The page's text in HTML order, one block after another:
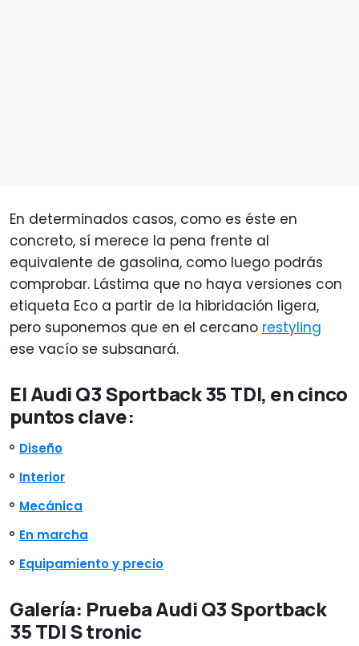
En determinados casos, como es éste en
concreto, sí merece la pena frente al
equivalente de gasolina, como luego podrás
comprobar. Lástima que no haya versiones con
etiqueta Eco a partir de la hibridación ligera,
pero suponemos que en el cercano restyling
ese vacío se subsanará.
El Audi Q3 Sportback 35 TDI, en cinco
puntos clave:
Diseño
Interior
Mecánica
En marcha
Equipamiento y precio
Galería: Prueba Audi Q3 Sportback
35 TDI S tronic